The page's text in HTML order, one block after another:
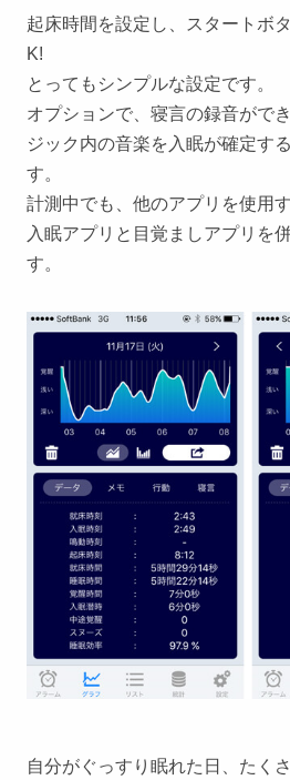
起床時間を設定し、スタートボ
K!
とってもシンプルな設定です。
オプションで、寝言の録音がで
ジック内の音楽を入眠が確定す
す。
計測中でも、他のアプリを使用
入眠アプリと目覚ましアプリを
す。
自分がぐっすり眠れた日、たく